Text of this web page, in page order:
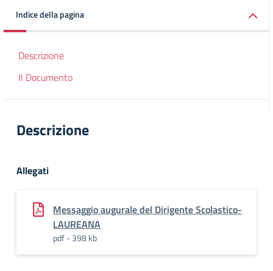
Indice della pagina
Descrizione
Il Documento
Descrizione
Allegati
Messaggio augurale del Dirigente Scolastico-
LAUREANA
pdf - 398 kb